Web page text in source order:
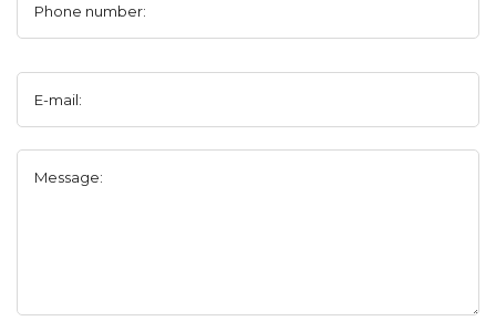
Phone number:
E-mail:
Message: